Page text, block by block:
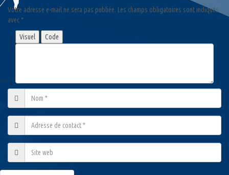
Votre adresse e-mail ne sera pas publiée. Les champs obligatoires sont indiqués
avec*
Visuel Code